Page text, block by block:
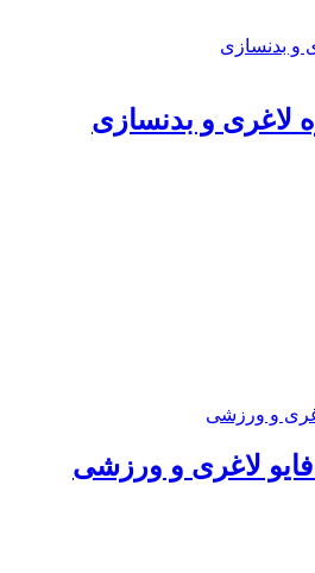
لاغری و بدنسازی
لاغری و ورزشی